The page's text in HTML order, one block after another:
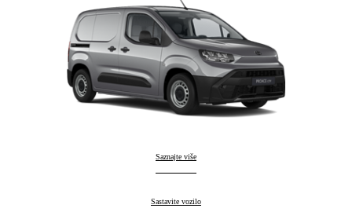
Proace City:
Saznajte više
Proace City:
Sastavite vozilo